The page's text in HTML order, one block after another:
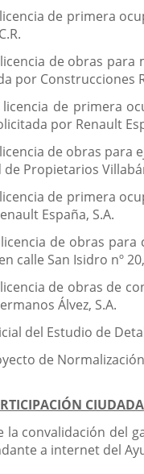
de primera
de obras para
por Construcciones
de primera
por Renault
de obras para
Propietarios
de primera
España, S.A.
de obras
calle San Isidro nº
de obras de
Álvez, S.A.
del Estudio de
de
la convalidación del
a internet del